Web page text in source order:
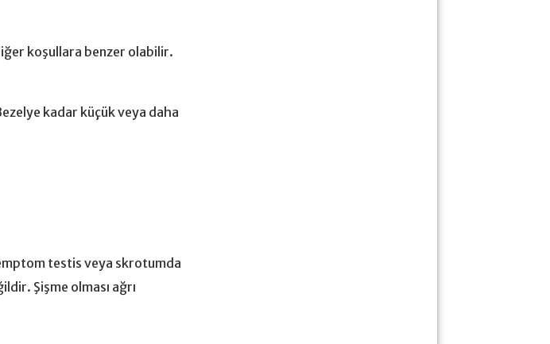
koşullara benzer olabilir.
kadar küçük veya daha
testis veya skrotumda
Şişme olması ağrı